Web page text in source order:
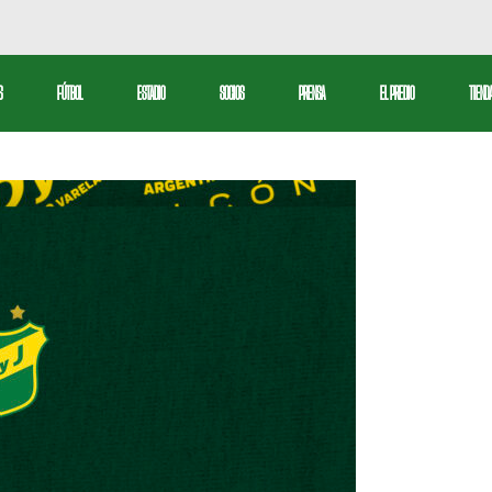
FÚTBOL
Fútbol Profesional
ESTADIO SOCIOS PRENSA EL PREDIO TIENDA
Profesional